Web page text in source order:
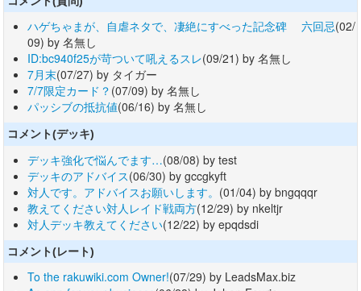
ハゲちゃまが、自虐ネタで、凄絶にすべった記念碑 六回忌(02/
09) by 名無し
ID:bc940f25が苛ついて吼えるスレ(09/21) by 名無し
7月末(07/27) by タイガー
7/7限定カード？ (07/09) by 名無し
パッシブの抵抗値(06/16) by 名無し
コメント(デッキ)
デッキ強化で悩んでます…(08/08) by test
デッキのアドバイス(06/30) by gccgkyft
対人です。アドバイスお願いします。 (01/04) by bngqqqr
教えてください対人レイド戦両方(12/29) by nkeltjr
対人デッキ教えてください(12/22) by epqdsdi
コメント(レート)
To the rakuwiki.com Owner!(07/29) by LeadsMax.biz